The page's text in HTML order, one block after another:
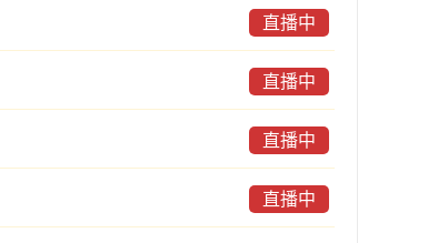
直播中
直播中
直播中
直播中